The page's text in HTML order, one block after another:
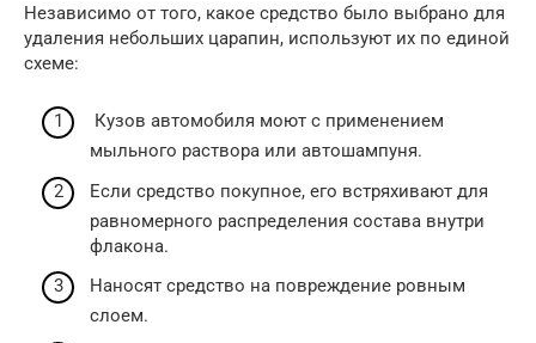
Независимо от того, какое средство было выбрано для
удаления небольших царапин, используют их по единой
схеме:
Кузов автомобиля моют с применением
мыльного раствора или автошампуня.
Если средство покупное, его встряхивают для
равномерного распределения состава внутри
флакона.
Наносят средство на повреждение ровным
слоем.